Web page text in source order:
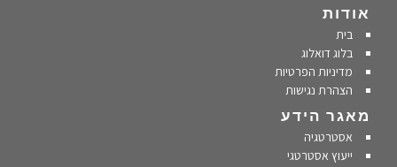
אודות
בית
בלוג דואלוג
מדיניות הפרטיות
הצהרת נגישות
מאגר הידע
אסטרטגיה
ייעוץ אסטרטגי